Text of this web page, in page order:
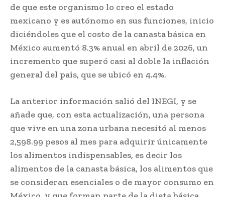
de que este organismo lo creo el estado
mexicano y es autónomo en sus funciones, inicio
diciéndoles que el costo de la canasta básica en
México aumentó 8.3% anual en abril de 2026, un
incremento que superó casi al doble la inflación
general del país, que se ubicó en 4.4%.
La anterior información salió del INEGI, y se
añade que, con esta actualización, una persona
que vive en una zona urbana necesitó al menos
2,598.99 pesos al mes para adquirir únicamente
los alimentos indispensables, es decir los
alimentos de la canasta básica, los alimentos que
se consideran esenciales o de mayor consumo en